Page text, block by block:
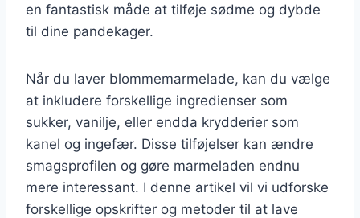
en fantastisk måde at tilføje sødme og dybde
til dine pandekager.
Når du laver blommemarmelade, kan du vælge
at inkludere forskellige ingredienser som
sukker, vanilje, eller endda krydderier som
kanel og ingefær. Disse tilføjelser kan ændre
smagsprofilen og gøre marmeladen endnu
mere interessant. I denne artikel vil vi udforske
forskellige opskrifter og metoder til at lave